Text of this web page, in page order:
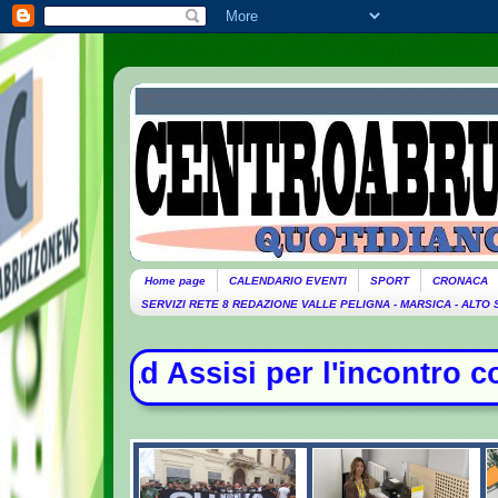
Home page CALENDARIO EVENTI SPORT CRONACA
SERVIZI RETE 8 REDAZIONE VALLE PELIGNA - MARSICA - ALTO
l'incontro con i